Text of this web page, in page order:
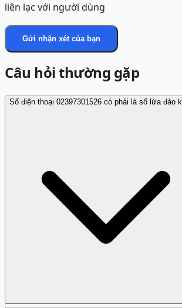
liên lạc với người dùng
Gửi nhận xét của bạn
Câu hỏi thường gặp
Số điện thoại 02397301526 có phải là số lừa đảo